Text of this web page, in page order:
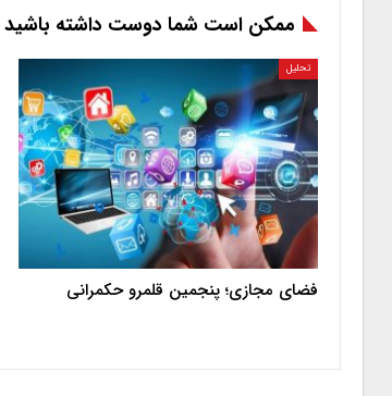
ممکن است شما دوست داشته باشید
تحلیل
فضای مجازی؛ پنجمین قلمرو حکمرانی